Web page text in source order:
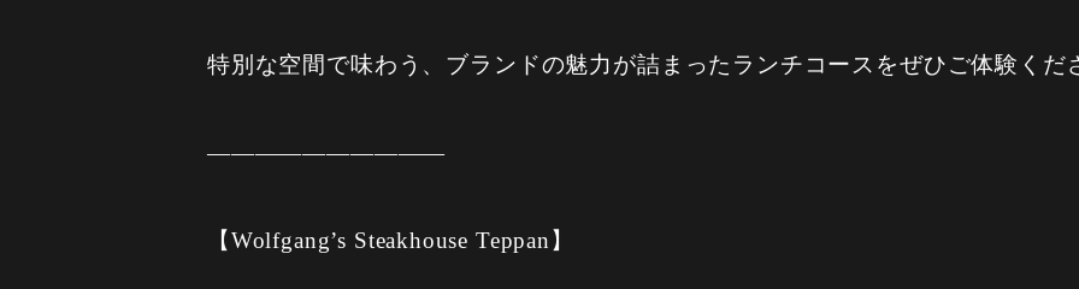
特別な空間で味わう、ブランドの魅力が詰まったランチコースをぜひご体験くだ
——————————
【Wolfgang’s Steakhouse Teppan】